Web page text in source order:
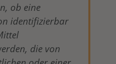
ob eine
identifizierbar
die von